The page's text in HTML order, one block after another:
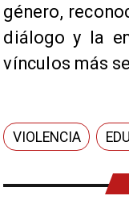
género,
diálogo y la
vínculos más
VIOLENCIA